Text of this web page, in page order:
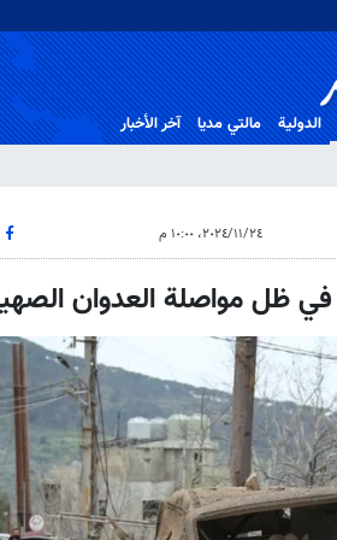
الدولية مالتي مدیا آخر الأخبار
٢٤‏/١١‏/٢٠٢٤، ١٠:٠٠ م